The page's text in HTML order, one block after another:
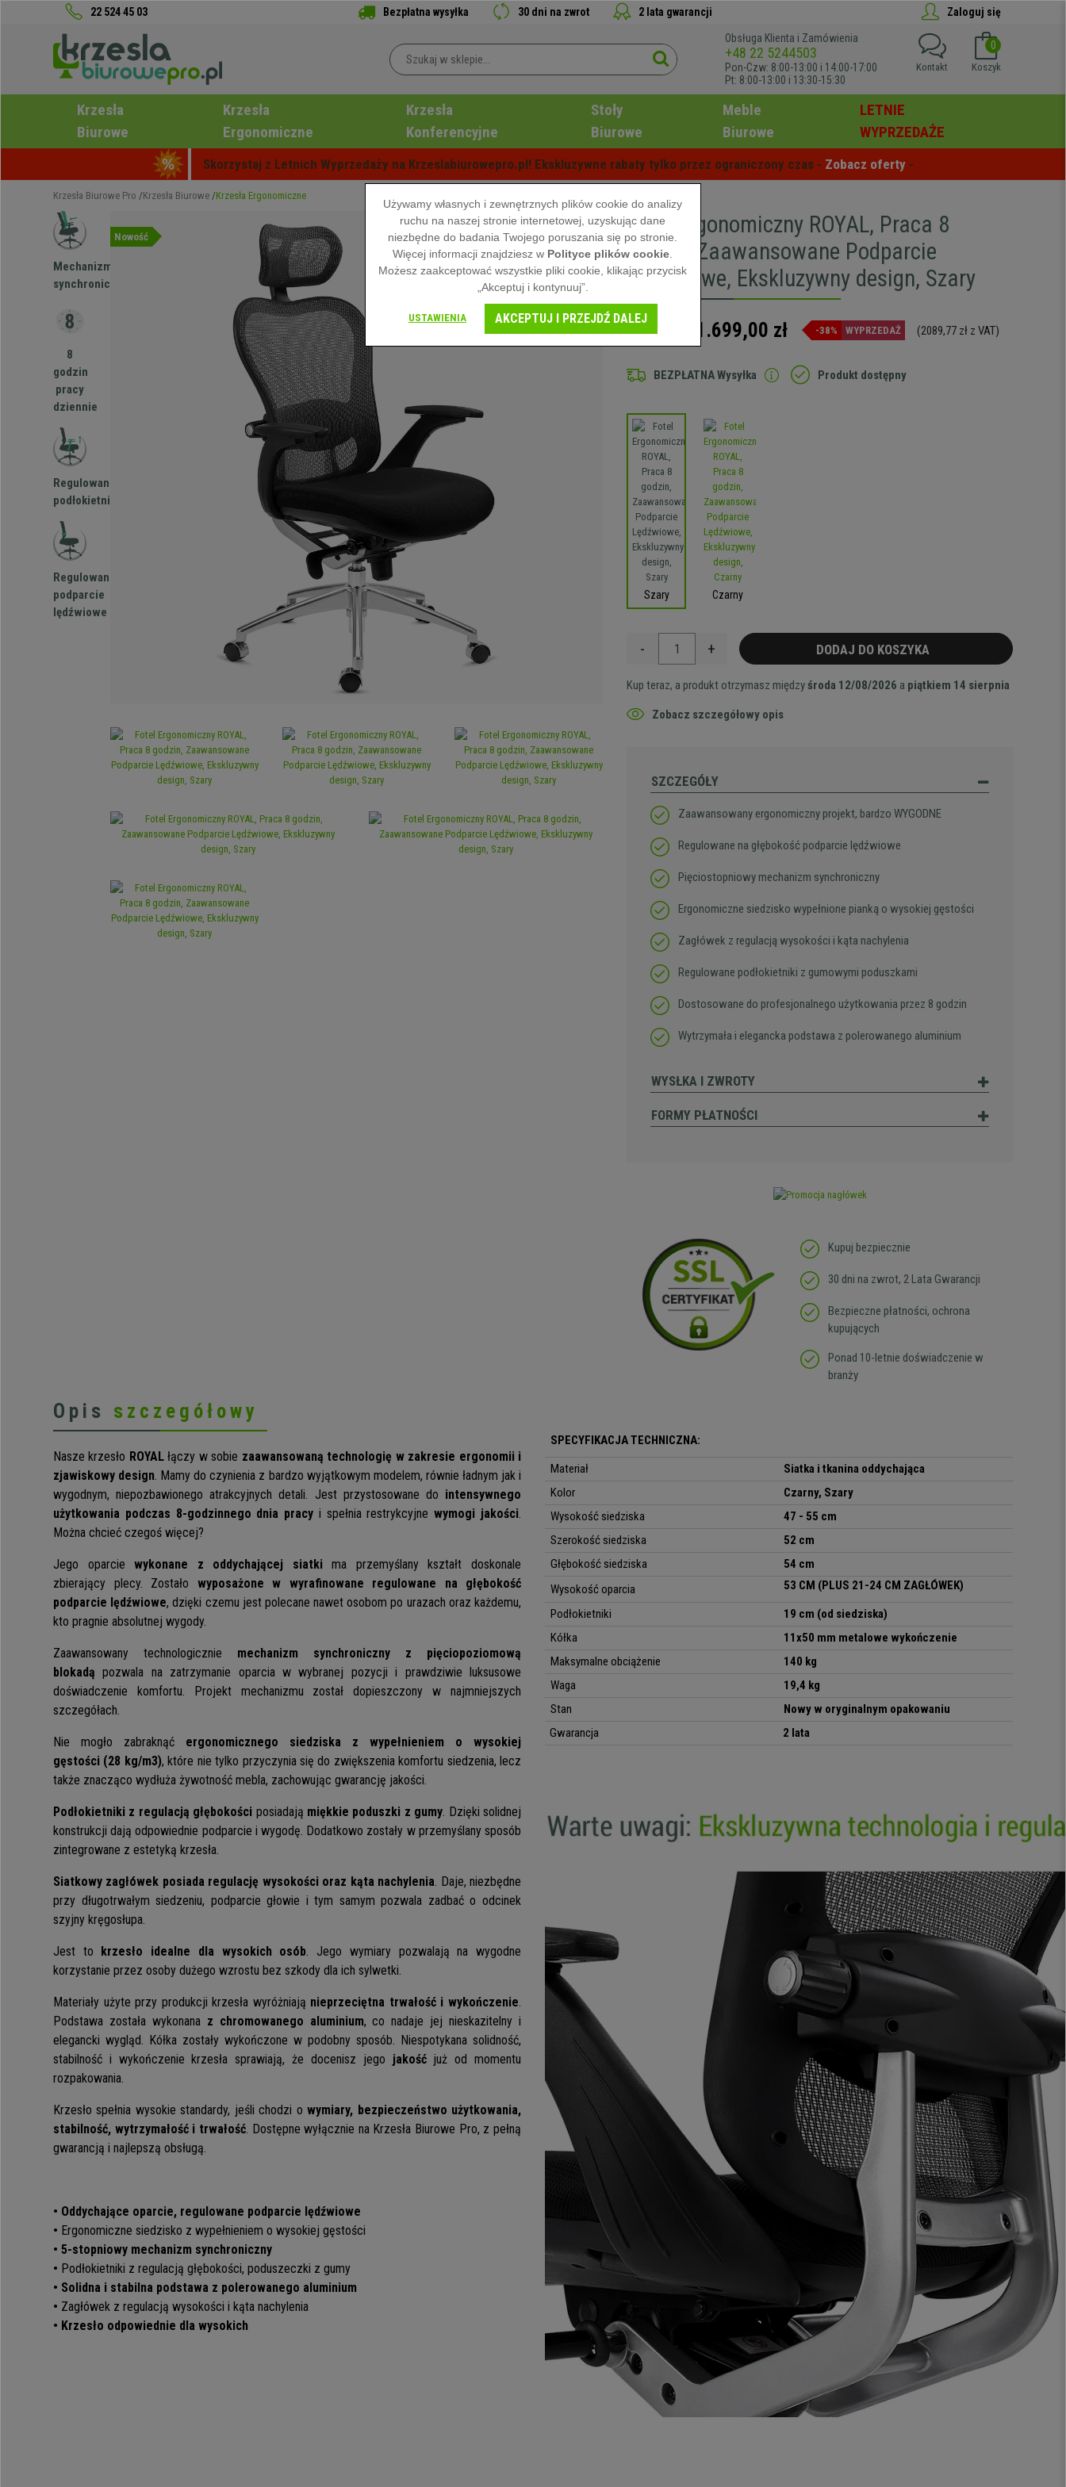
22 524 45 03 Bezpłatna wysyłka 30 dni na zwrot 2 lata gwarancji Zaloguj się
Obsługa Klienta i Zamówienia
+48 22 5244503
Pon-Czw: 8:00-13:00 i 14:00-17:00
Pt: 8:00-13:00 i 13:30-15:30
0
Koszyk
Kontakt
Krzesła
Biurowe
Krzesła
Ergonomiczne
Krzesła
Konferencyjne
Stoły
Biurowe
Meble
Biurowe
LETNIE
WYPRZEDAŻE
Skorzystaj z Letnich Wyprzedaży na Krzeslabiurowepro.pl! Ekskluzywne rabaty tylko przez ograniczony czas - Zobacz oferty -
Krzesła Biurowe Pro Krzesła Biurowe Krzesła Ergonomiczne
Mechanizm
synchroniczny
8
godzin
pracy
dziennie
Regulowane
podłokietniki
Regulowane
podparcie
lędźwiowe
Nowość
Fotel Ergonomiczny ROYAL, Praca 8
godzin, Zaawansowane Podparcie
Lędźwiowe, Ekskluzywny design, Szary
2.729,00 zł 1.699,00 zł -38% WYPRZEDAŻ (2089,77 zł z VAT)
BEZPŁATNA Wysyłka Produkt dostępny
Szary Czarny
- + DODAJ DO KOSZYKA
Kup teraz, a produkt otrzymasz międzyśroda 12/08/2026 a piątkiem 14 sierpnia
Zobacz szczegółowy opis
SZCZEGÓŁY
Zaawansowany ergonomiczny projekt, bardzo WYGODNE
Regulowane na głębokość podparcie lędźwiowe
Pięciostopniowy mechanizm synchroniczny
Ergonomiczne siedzisko wypełnione pianką o wysokiej gęstości
Zagłówek z regulacją wysokości i kąta nachylenia
Regulowane podłokietniki z gumowymi poduszkami
Dostosowane do profesjonalnego użytkowania przez 8 godzin
Wytrzymała i elegancka podstawa z polerowanego aluminium
WYSŁKA I ZWROTY
FORMY PŁATNOŚCI
Kupuj bezpiecznie
30 dni na zwrot, 2 Lata Gwarancji
Bezpieczne płatności, ochrona
kupujących
Ponad 10-letnie doświadczenie w
branży
Opis szczegółowy
Nasze krzesło ROYALłączy w sobie zaawansowaną technologię w zakresie ergonomii i
zjawiskowy design. Mamy do czynienia z bardzo wyjątkowym modelem, równie ładnym jak i
wygodnym, niepozbawionego atrakcyjnych detali. Jest przystosowane do intensywnego
użytkowania podczas 8-godzinnego dnia pracy i spełnia restrykcyjnewymogi jakości.
Można chcieć czegoś więcej?
Jego oparciewykonane z oddychającej siatkima przemyślany kształt doskonale
zbierający plecy. Zostało wyposażone w wyrafinowane regulowane na głębokość
podparcie lędźwiowe, dzięki czemu jest polecane nawet osobom po urazach oraz każdemu,
kto pragnie absolutnej wygody.
Zaawansowany technologicznie mechanizm synchroniczny z pięciopoziomową
blokadąpozwala na zatrzymanie oparcia w wybranej pozycji i prawdziwie luksusowe
doświadczenie komfortu. Projekt mechanizmu został dopieszczony w najmniejszych
szczegółach.
Nie mogło zabraknąć ergonomicznego siedziska z
wypełnieniem o wysokiej
gęstości (28 kg/m3), które nie tylko przyczynia się do zwiększenia komfortu siedzenia, lecz
także znacząco wydłuża żywotność mebla, zachowując gwarancję jakości.
Podłokietniki z regulacją głębokości posiadają miękkie poduszki z gumy. Dzięki solidnej
konstrukcji dają odpowiednie podparcie i wygodę. Dodatkowo zostały w przemyślany sposób
zintegrowane z estetyką krzesła.
Siatkowy zagłówek posiada regulację wysokości oraz kąta nachylenia. Daje, niezbędne
przy długotrwałym siedzeniu, podparcie głowie i tym samym pozwala zadbać o odcinek
szyjny kręgosłupa.
Jest to krzesło idealne dla wysokich osób. Jego wymiary pozwalają na wygodne
korzystanie przez osoby dużego wzrostu bez szkody dla ich sylwetki.
Materiały użyte przy produkcji krzesła wyróżniają nieprzeciętna trwałość i wykończenie.
Podstawa została wykonana z chromowanego aluminium, co nadaje jej nieskazitelny i
elegancki wygląd. Kółka zostały wykończone w podobny sposób. Niespotykana solidność,
stabilność i wykończenie krzesła sprawiają, że docenisz jego jakośćjuż od momentu
rozpakowania.
Krzesło spełnia wysokie standardy, jeśli chodzi owymiary, bezpieczeństwo użytkowania,
stabilność, wytrzymałość i trwałość. Dostępne wyłącznie na Krzesła Biurowe Pro, z pełną
gwarancją i najlepszą obsługą.
• Oddychające oparcie, regulowane podparcie lędźwiowe
• Ergonomiczne siedzisko z wypełnieniem o wysokiej gęstości
• 5-stopniowy mechanizm synchroniczny
• Podłokietniki z regulacją głębokości, poduszeczki z gumy
• Solidna i stabilna podstawa z polerowanego aluminium
• Zagłówek z regulacją wysokości i kąta nachylenia
• Krzesło odpowiednie dla wysokich
SPECYFIKACJA TECHNICZNA:
Materiał
Siatka i tkanina oddychająca
Kolor
Czarny, Szary
Wysokość siedziska
47 - 55 cm
Szerokość siedziska
52 cm
Głębokość siedziska
54 cm
Wysokość oparcia
53 CM (PLUS 21-24 CM ZAGŁÓWEK)
Podłokietniki
19 cm (od siedziska)
Kółka
11x50 mm metalowe wykończenie
Maksymalne obciążenie
140 kg
Waga
19,4 kg
Stan
Nowy w oryginalnym opakowaniu
Gwarancja
2 lata
Używamy własnych i zewnętrznych plików cookie do analizy
ruchu na naszej stronie internetowej, uzyskując dane
niezbędne do badania Twojego poruszania się po stronie.
Więcej informacji znajdziesz w Polityce plików cookie
Możesz zaakceptować wszystkie pliki cookie, klikając przycisk
„Akceptuj i kontynuuj”.
USTAWIENIA AKCEPTUJ I PRZEJDŹ DALEJ